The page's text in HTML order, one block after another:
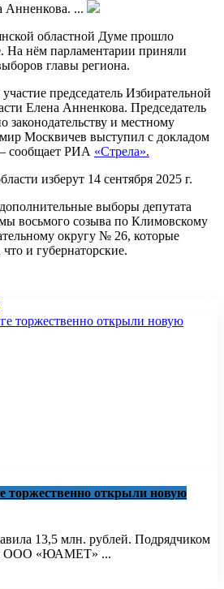
Анненкова. ...
областной Думе прошло
На нём парламентарии приняли
главы региона.
председатель Избирательной
Елена Анненкова. Председатель
законодательству и местному
Москвичев выступил с докладом
сообщает РИА «Стрела».
изберут 14 сентября 2025 г.
выборы депутата
восьмого созыва по Климовскому
округу № 26, которые
и губернаторские.
торжественно открыли новую
13,5 млн. рублей. Подрядчиком
ООО «ЮАМЕТ» ...